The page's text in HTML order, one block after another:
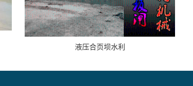
液压合页坝水利